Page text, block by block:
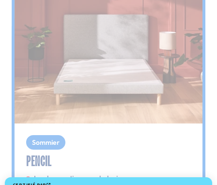
Sommier
PENCIL
Le plus : soutien morphologique